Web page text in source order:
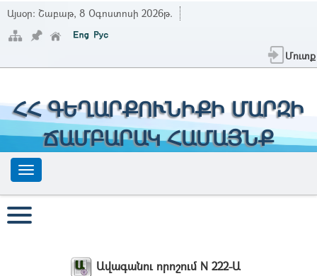
Այսօր: Շաբաթ, 8 Օգոստոսի 2026թ.
Մուտք
ՀՀ ԳԵՂԱՐՔՈՒՆԻՔԻ ՄԱՐԶԻ
ՃԱՄԲԱՐԱԿ ՀԱՄԱՅՆՔ
Ավագանու որոշում N 222-Ա